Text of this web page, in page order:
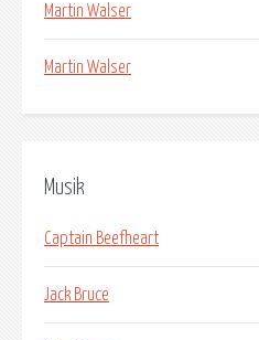
Martin Walser
Martin Walser
Musik
Captain Beefheart
Jack Bruce